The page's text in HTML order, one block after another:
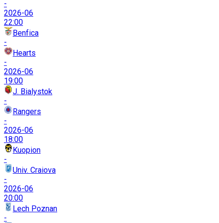
-
2026-06
22:00
Benfica
-
Hearts
-
2026-06
19:00
J. Bialystok
-
Rangers
-
2026-06
18:00
Kuopion
-
Univ. Craiova
-
2026-06
20:00
Lech Poznan
-